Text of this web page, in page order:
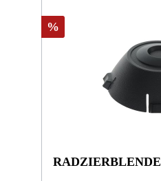
%
RADZIERBLENDE